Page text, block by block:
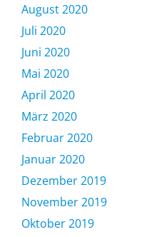
August 2020
Juli 2020
Juni 2020
Mai 2020
April 2020
März 2020
Februar 2020
Januar 2020
Dezember 2019
November 2019
Oktober 2019